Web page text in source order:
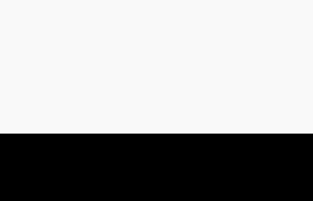
Yorum Yaz